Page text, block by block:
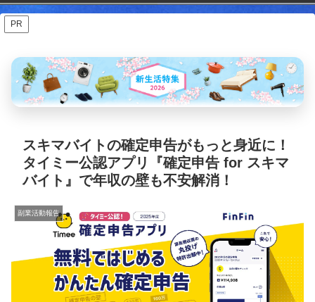
PR
スキマバイトの確定申告がもっと身近に！
タイミー公認アプリ『確定申告 for スキマ
バイト』で年収の壁も不安解消！
副業活動報告